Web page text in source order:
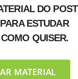
DO POST
ESTUDAR
QUISER.
MATERIAL